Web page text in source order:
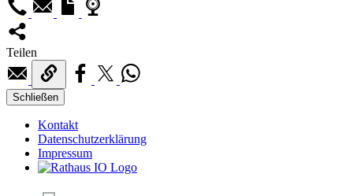
Teilen
Schließen
Kontakt
Datenschutzerklärung
Impressum